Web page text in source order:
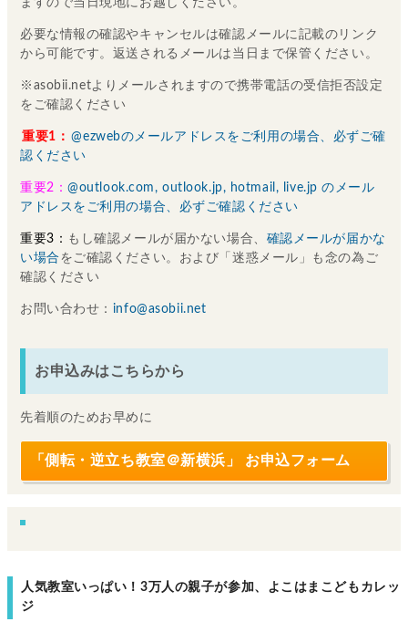
ますので当日現地にお越しください。
必要な情報の確認やキャンセルは確認メールに記載のリンク
から可能です。返送されるメールは当日まで保管ください。
※asobii.netよりメールされますので携帯電話の受信拒否設定
をご確認ください
重要1： @ezwebのメールアドレスをご利用の場合、必ずご確
認ください
重要2：@outlook.com, outlook.jp, hotmail, live.jp のメール
アドレスをご利用の場合、必ずご確認ください
重要3： もし確認メールが届かない場合、 確認メールが届かな
い場合 をご確認ください。および「迷惑メール」も念の為ご
確認ください
お問い合わせ： info@asobii.net
お申込みはこちらから
先着順のためお早めに
「側転・逆立ち教室＠新横浜」 お申込フォーム
人気教室いっぱい！3万人の親子が参加、よこはまこどもカレッ
ジ